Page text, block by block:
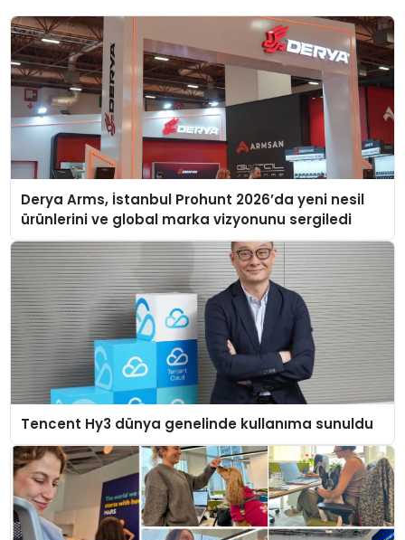
Derya Arms, İstanbul Prohunt 2026’da yeni nesil
ürünlerini ve global marka vizyonunu sergiledi
Tencent Hy3 dünya genelinde kullanıma sunuldu